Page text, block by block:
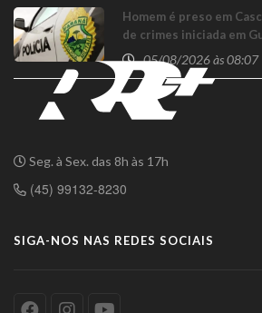
Homem é preso em
de crimes iniciada em
05/08/2026 às 08:07
Seg. à Sex. das 8h às 17h
(45) 99132-8230
SIGA-NOS NAS REDES SOCIAIS